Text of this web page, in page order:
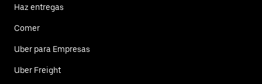
Haz entregas
Comer
Uber para Empresas
Uber Freight